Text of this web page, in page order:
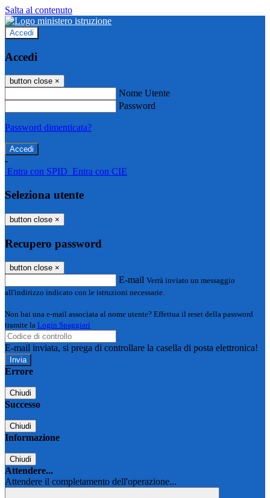
Salta al contenuto
Accedi
Accedi
button close ×
Nome Utente
Password
Password dimenticata?
-
Entra con SPID Entra con CIE
Seleziona utente
button close ×
Recupero password
button close ×
E-mail Verrà inviato un messaggio
all'indirizzo indicato con le istruzioni necessarie.
Non hai una e-mail associata al nome utente? Effettua il reset della password
tramite la Login Spaggiari
E-mail inviata, si prega di controllare la casella di posta elettronica!
Errore
Chiudi
Successo
Chiudi
Informazione
Chiudi
Attendere...
Attendere il completamento dell'operazione...